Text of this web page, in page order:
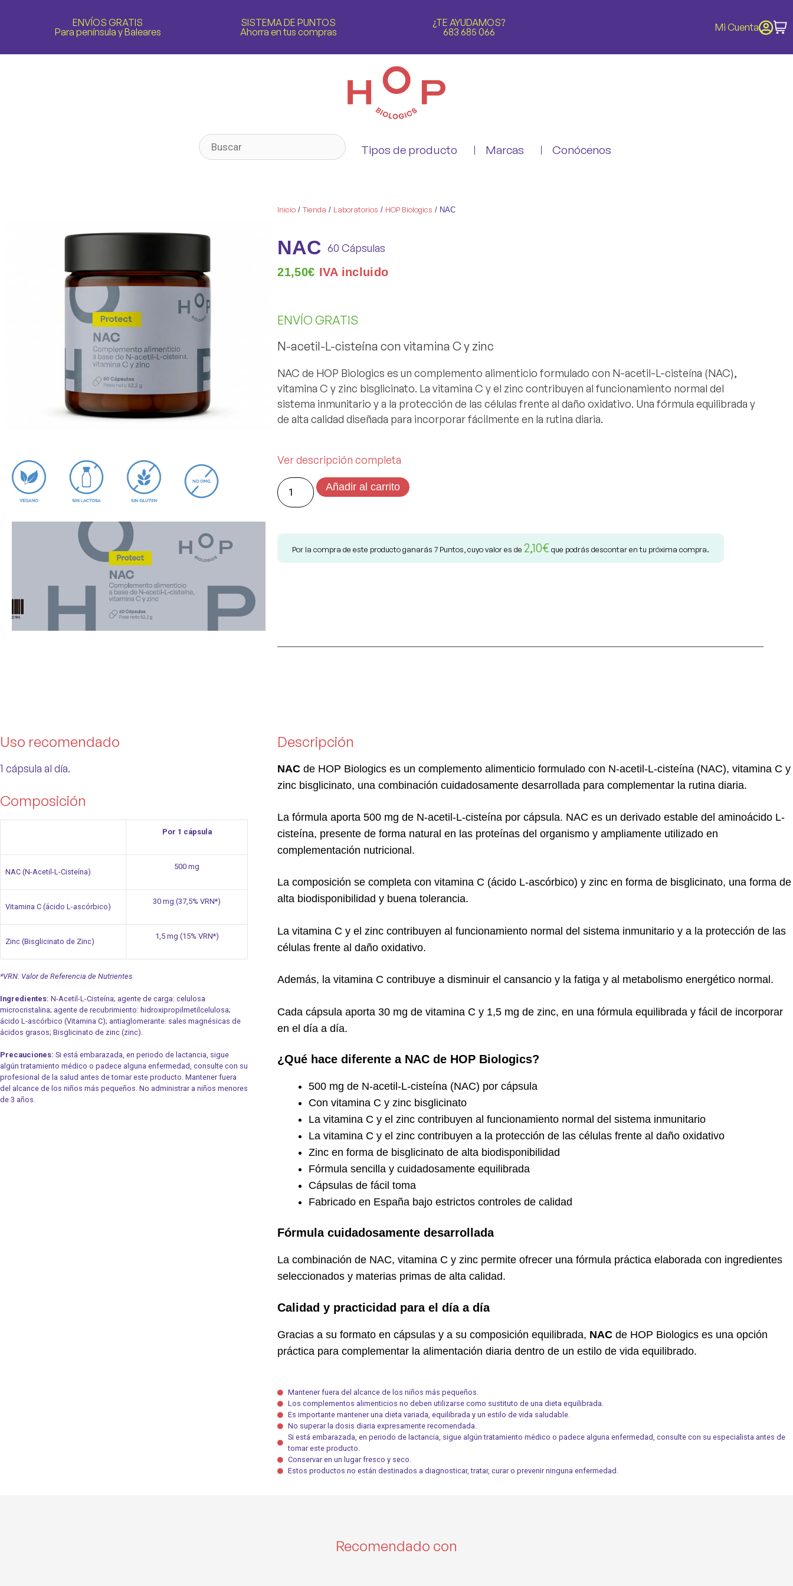
ENVÍOS GRATIS
Para península y Baleares
SISTEMA DE PUNTOS
Ahorra en tus compras
¿TE AYUDAMOS?
683 685 066
Mi Cuenta
Tipos de producto Marcas Conócenos
Inicio /Tienda / Laboratorios / HOP Biologics / NAC
NAC 60 Cápsulas
21,50€ IVA incluido
ENVÍO GRATIS
N-acetil-L-cisteína con vitamina C y zinc
NAC de HOP Biologics es un complemento alimenticio formulado con N-acetil-L-cisteína (NAC),
vitamina C y zinc bisglicinato. La vitamina C y el zinc contribuyen al funcionamiento normal del
sistema inmunitario y a la protección de las células frente al daño oxidativo. Una fórmula equilibrada y
de alta calidad diseñada para incorporar fácilmente en la rutina diaria.
Ver descripción completa
Añadir al carrito
Por la compra de este producto ganarás7 Puntos, cuyo valor es de 2,10€que podrás descontar en tu próxima compra.
Uso recomendado
1 cápsula al día.
Composición
Por 1 cápsula
NAC (N-Acetil-L-Cisteína)
500 mg
Vitamina C (ácido L-ascórbico)
30 mg (37,5% VRN*)
Zinc (Bisglicinato de Zinc)
1,5 mg (15% VRN*)
*VRN: Valor de Referencia de Nutrientes
Ingredientes: N-Acetil-L-Cisteína; agente de carga: celulosa
microcristalina; agente de recubrimiento: hidroxipropilmetilcelulosa;
ácido L-ascórbico (Vitamina C); antiaglomerante: sales magnésicas de
ácidos grasos; Bisglicinato de zinc (zinc).
Precauciones: Si está embarazada, en periodo de lactancia, sigue
algún tratamiento médico o padece alguna enfermedad, consulte con su
profesional de la salud antes de tomar este producto. Mantener fuera
del alcance de los niños más pequeños. No administrar a niños menores
de 3 años.
Descripción
NAC de HOP Biologics es un complemento alimenticio formulado con N-acetil-L-cisteína (NAC), vitamina C y
zinc bisglicinato, una combinación cuidadosamente desarrollada para complementar la rutina diaria.
La fórmula aporta 500 mg de N-acetil-L-cisteína por cápsula. NAC es un derivado estable del aminoácido L-
cisteína, presente de forma natural en las proteínas del organismo y ampliamente utilizado en
complementación nutricional.
La composición se completa con vitamina C (ácido L-ascórbico) y zinc en forma de bisglicinato, una forma de
alta biodisponibilidad y buena tolerancia.
La vitamina C y el zinc contribuyen al funcionamiento normal del sistema inmunitario y a la protección de las
células frente al daño oxidativo.
Además, la vitamina C contribuye a disminuir el cansancio y la fatiga y al metabolismo energético normal.
Cada cápsula aporta 30 mg de vitamina C y 1,5 mg de zinc, en una fórmula equilibrada y fácil de incorporar
en el día a día.
¿Qué hace diferente a NAC de HOP Biologics?
500 mg de N-acetil-L-cisteína (NAC) por cápsula
Con vitamina C y zinc bisglicinato
La vitamina C y el zinc contribuyen al funcionamiento normal del sistema inmunitario
La vitamina C y el zinc contribuyen a la protección de las células frente al daño oxidativo
Zinc en forma de bisglicinato de alta biodisponibilidad
Fórmula sencilla y cuidadosamente equilibrada
Cápsulas de fácil toma
Fabricado en España bajo estrictos controles de calidad
Fórmula cuidadosamente desarrollada
La combinación de NAC, vitamina C y zinc permite ofrecer una fórmula práctica elaborada con ingredientes
seleccionados y materias primas de alta calidad.
Calidad y practicidad para el día a día
Gracias a su formato en cápsulas y a su composición equilibrada, NAC de HOP Biologics es una opción
práctica para complementar la alimentación diaria dentro de un estilo de vida equilibrado.
Mantener fuera del alcance de los niños más pequeños.
Los complementos alimenticios no deben utilizarse como sustituto de una dieta equilibrada.
Es importante mantener una dieta variada, equilibrada y un estilo de vida saludable.
No superar la dosis diaria expresamente recomendada.
Si está embarazada, en periodo de lactancia, sigue algún tratamiento médico o padece alguna enfermedad, consulte con su especialista antes de
tomar este producto.
Conservar en un lugar fresco y seco.
Estos productos no están destinados a diagnosticar, tratar, curar o prevenir ninguna enfermedad.
Recomendado con